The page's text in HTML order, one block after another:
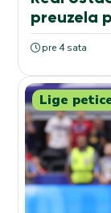
preuzela
pre 4 sata
Lige